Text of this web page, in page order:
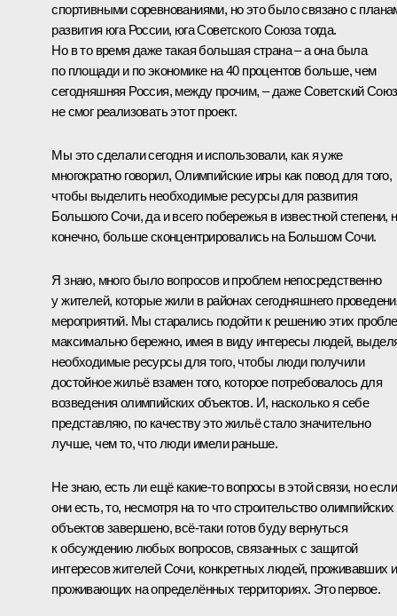
спортивными соревнованиями, но это было связано с
развития юга России, юга Советского Союза тогда.
Но в то время даже такая большая страна – а она была
по площади и по экономике на 40 процентов больше, чем
сегодняшняя Россия, между прочим, – даже Советский Союз
не смог реализовать этот проект.
Мы это сделали сегодня и использовали, как я уже
многократно говорил, Олимпийские игры как повод для того,
чтобы выделить необходимые ресурсы для развития
Большого Сочи, да и всего побережья в известной степени,
конечно, больше сконцентрировались на Большом Сочи.
Я знаю, много было вопросов и проблем непосредственно
у жителей, которые жили в районах сегодняшнего
мероприятий. Мы старались подойти к решению этих
максимально бережно, имея в виду интересы людей,
необходимые ресурсы для того, чтобы люди получили
достойное жильё взамен того, которое потребовалось для
возведения олимпийских объектов. И, насколько я себе
представляю, по качеству это жильё стало значительно
лучше, чем то, что люди имели раньше.
Не знаю, есть ли ещё какие‑то вопросы в этой связи, но если
они есть, то, несмотря на то что строительство олимпийских
объектов завершено, всё‑таки готов буду вернуться
к обсуждению любых вопросов, связанных с защитой
интересов жителей Сочи, конкретных людей, проживавших
проживающих на определённых территориях. Это первое.